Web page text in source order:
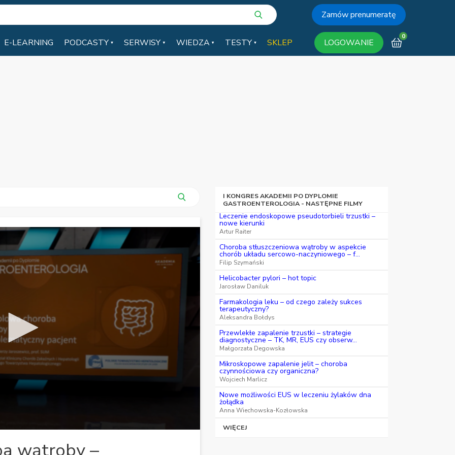
Zamów prenumeratę
E-LEARNING PODCASTY SERWISY WIEDZA TESTY SKLEP LOGOWANIE
0
I KONGRES AKADEMII PO DYPLOMIE
GASTROENTEROLOGIA - NASTĘPNE FILMY
Leczenie endoskopowe pseudotorbieli trzustki –
nowe kierunki
Artur Raiter
Choroba stłuszczeniowa wątroby w aspekcie
chorób układu sercowo-naczyniowego – f...
Filip Szymański
Helicobacter pylori – hot topic
Jarosław Daniluk
Farmakologia leku – od czego zależy sukces
terapeutyczny?
Aleksandra Bołdys
Przewlekłe zapalenie trzustki – strategie
diagnostyczne – TK, MR, EUS czy obserw...
Małgorzata Degowska
Mikroskopowe zapalenie jelit – choroba
czynnościowa czy organiczna?
Wojciech Marlicz
Nowe możliwości EUS w leczeniu żylaków dna
żołądka
Anna Wiechowska-Kozłowska
WIĘCEJ